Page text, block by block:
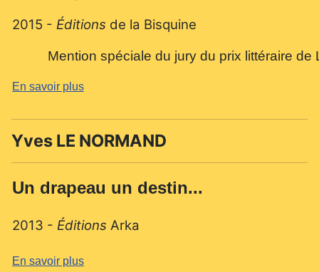
2015 - Éditions de la Bisquine
Mention spéciale du jury du prix littéraire de
En savoir plus
Yves LE NORMAND
Un drapeau un destin...
2013 - Éditions Arka
En savoir plus